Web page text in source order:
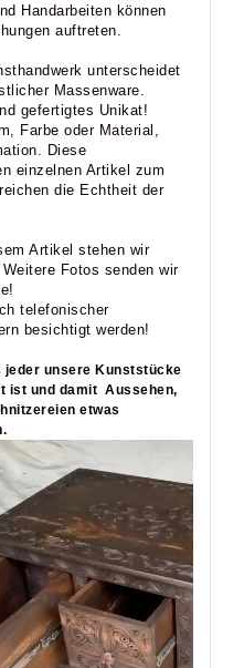
Handarbeiten können
auftreten.
unterscheidet
Massenware.
gefertigtes Unikat!
Farbe oder Material,
Diese
einzelnen Artikel zum
die Echtheit der
Artikel stehen wir
Fotos senden wir
telefonischer
besichtigt werden!
jeder unsere Kunststücke
ist und damit Aussehen,
etwas